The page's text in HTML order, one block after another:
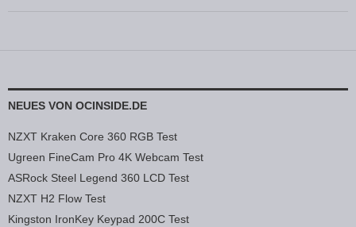
NEUES VON OCINSIDE.DE
NZXT Kraken Core 360 RGB Test
Ugreen FineCam Pro 4K Webcam Test
ASRock Steel Legend 360 LCD Test
NZXT H2 Flow Test
Kingston IronKey Keypad 200C Test